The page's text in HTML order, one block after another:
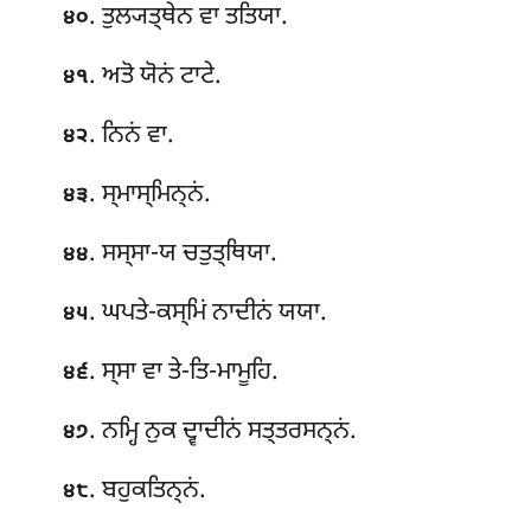
੪੦. ਤੁਲ੍ਯਤ੍ਥੇਨ ਵਾ ਤਤਿਯਾ.
੪੧. ਅਤੋ ਯੋਨਂ ਟਾਟੇ.
੪੨. ਨਿਨਂ ਵਾ.
੪੩. ਸ੍ਮਾਸ੍ਮਿਨ੍ਨਂ.
੪੪. ਸਸ੍ਸਾ-ਯ ਚਤੁਤ੍ਥਿਯਾ.
੪੫. ਘਪਤੇ-ਕਸ੍ਮਿਂ ਨਾਦੀਨਂ ਯਯਾ.
੪੬. ਸ੍ਸਾ ਵਾ ਤੇ-ਤਿ-ਮਾਮੂਹਿ.
੪੭. ਨਮ੍ਹਿ ਨੁਕ ਦ੍ਵਾਦੀਨਂ ਸਤ੍ਤਰਸਨ੍ਨਂ.
੪੮. ਬਹੁਕਤਿਨ੍ਨਂ.